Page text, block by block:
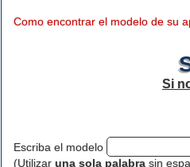
Como encontrar el modelo de su
Si
Escriba el modelo
(Utilizar una sola palabra sin